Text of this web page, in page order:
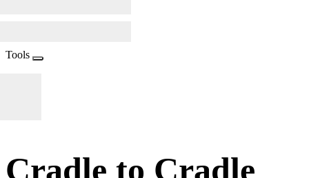
Tools
Cradle to Cradle